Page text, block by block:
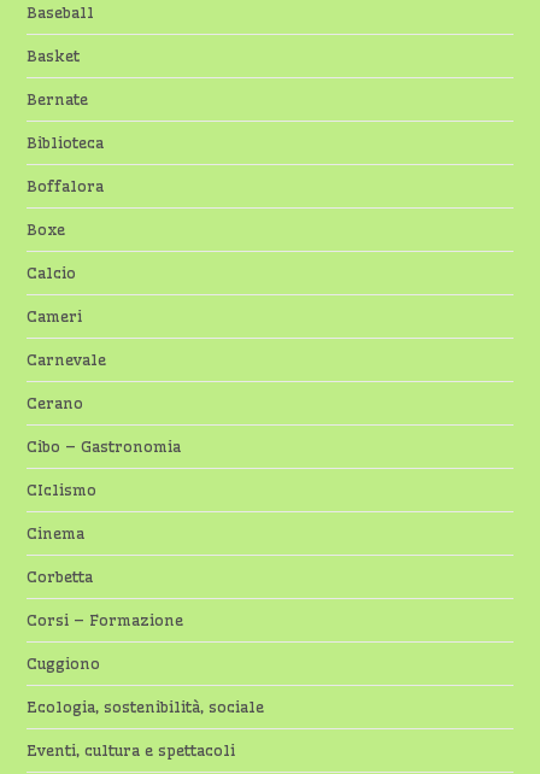
Baseball
Basket
Bernate
Biblioteca
Boffalora
Boxe
Calcio
Cameri
Carnevale
Cerano
Cibo – Gastronomia
CIclismo
Cinema
Corbetta
Corsi – Formazione
Cuggiono
Ecologia, sostenibilità, sociale
Eventi, cultura e spettacoli